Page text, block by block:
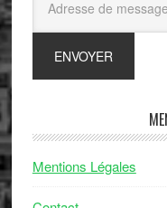
Mentions Légales